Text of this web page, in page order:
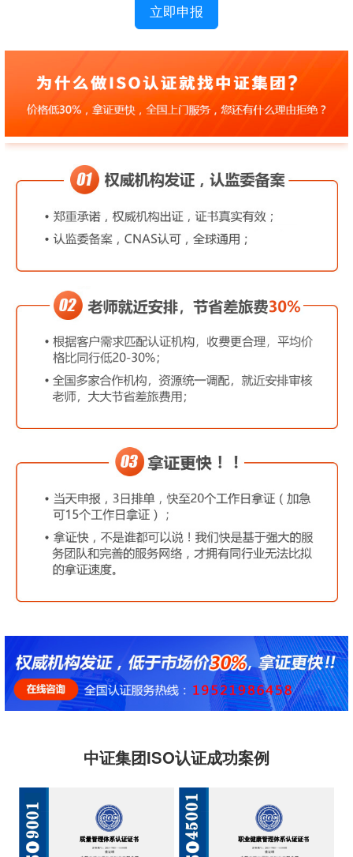
立即申报
中证集团ISO认证成功案例